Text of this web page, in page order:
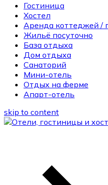
Гостиница
Хостел
Аренда коттеджей /
Жильё посуточно
База отдыха
Дом отдыха
Санаторий
Мини-отель
Отдых на ферме
Апарт-отель
skip to content